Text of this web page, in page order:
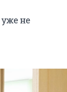
уже не